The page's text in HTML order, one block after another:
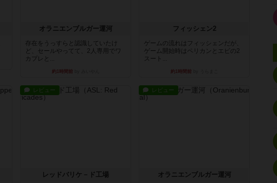
オラニエンブルガー運河
存在をうっすらと認識していたけ
ど、セールやってて、2人専用でワ
カプレと...
約1時間前
フィッシェン2
ゲームの流れはフィッシェンだが、
ゲーム開始時はペリカンとエビの2
スート...
約1時間前
レビュー
レッドバリケ－ド工場
レビュー
オラニエンブルガー運河